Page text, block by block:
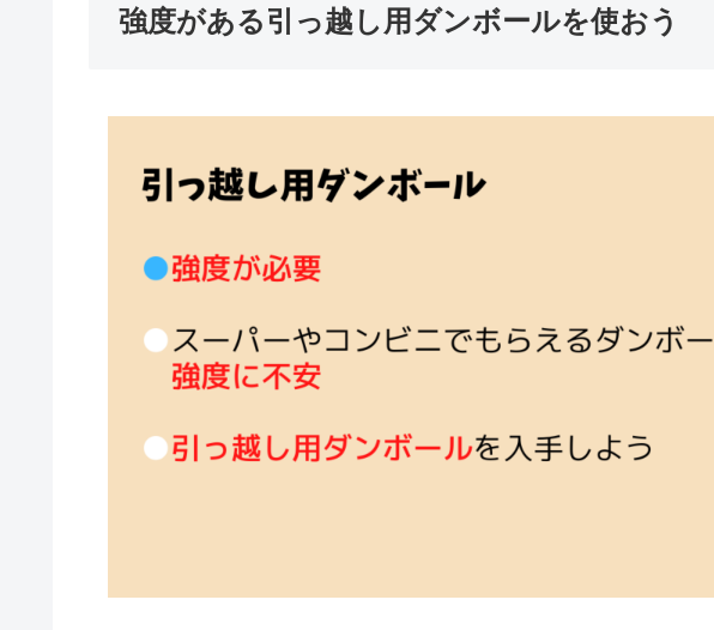
強度がある引っ越し用ダンボールを使おう